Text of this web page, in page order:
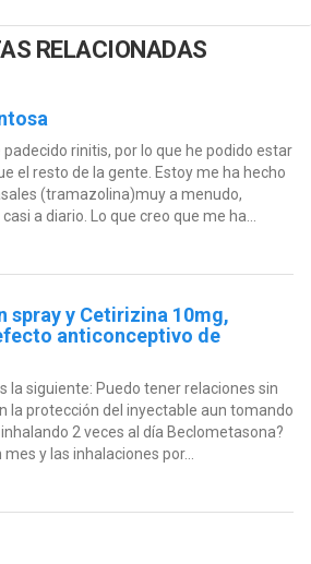
RELACIONADAS
padecido rinitis, por lo que he podido estar
el resto de la gente. Estoy me ha hecho
(tramazolina)muy a menudo,
a diario. Lo que creo que me ha...
spray y Cetirizina 10mg,
anticonceptivo de
la siguiente: Puedo tener relaciones sin
la protección del inyectable aun tomando
2 veces al día Beclometasona?
y las inhalaciones por...